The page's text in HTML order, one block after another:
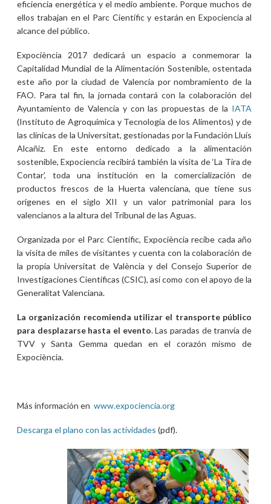
eficiencia energética y el medio ambiente. Porque muchos de
ellos trabajan en el Parc Científic y estarán en Expociencia al
alcance del público.
Expociència 2017 dedicará un espacio a conmemorar la
Capitalidad Mundial de la Alimentación Sostenible, ostentada
este año por la ciudad de Valencia por nombramiento de la
FAO. Para tal fin, la jornada contará con la colaboración del
Ayuntamiento de Valencia y con las propuestas de la IATA
(Instituto de Agroquímica y Tecnología de los Alimentos) y de
las clínicas de la Universitat, gestionadas por la Fundación Lluís
Alcañiz. En este entorno dedicado a la alimentación
sostenible, Expociencia recibirá también la visita de ‘La Tira de
Contar’, toda una institución en la comercialización de
productos frescos de la Huerta valenciana, que tiene sus
orígenes en el siglo XII y un valor patrimonial para los
valencianos a la altura del Tribunal de las Aguas.
Organizada por el Parc Científic, Expociència recibe cada año
la visita de miles de visitantes y cuenta con la colaboración de
la propia Universitat de València y del Consejo Superior de
Investigaciones Científicas (CSIC), así como con el apoyo de la
Generalitat Valenciana.
La organización recomienda utilizar el transporte público
para desplazarse hasta el evento. Las paradas de tranvía de
TVV y Santa Gemma quedan en el corazón mismo de
Expociència.
Más información en www.expociencia.org
Descarga el plano con las actividades (pdf).